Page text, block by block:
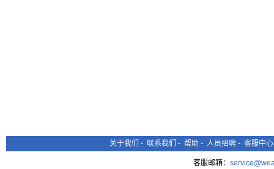
关于我们 - 联系我们 - 帮助 - 人员招聘 - 客服中心
客服邮箱：